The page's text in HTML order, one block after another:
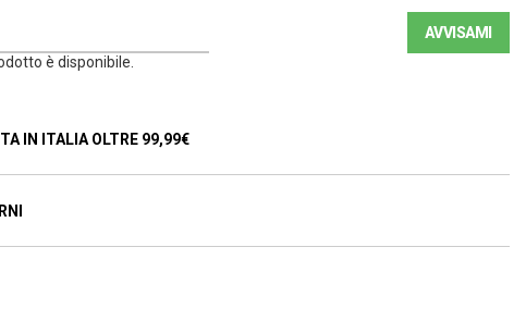
AVVISAMI
è disponibile.
IN ITALIA OLTRE 99,99€